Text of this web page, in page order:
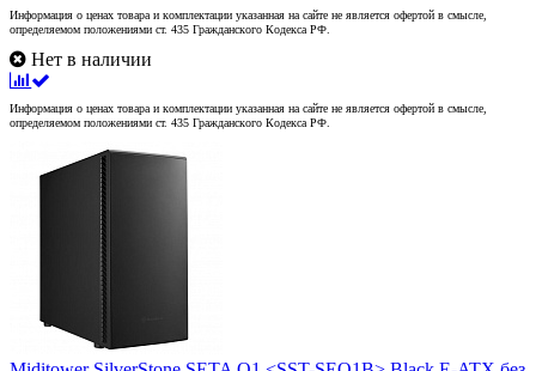
Информация о ценах товара и комплектации указанная на сайте не является офертой в смысле,
определяемом положениями ст. 435 Гражданского Кодекса РФ.
Нет в наличии
Информация о ценах товара и комплектации указанная на сайте не является офертой в смысле,
определяемом положениями ст. 435 Гражданского Кодекса РФ.